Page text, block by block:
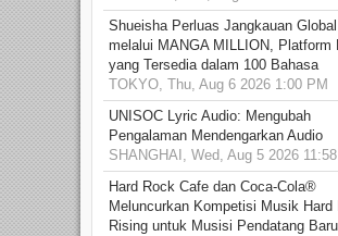
Shueisha Perluas Jangkauan Global
melalui MANGA MILLION, Platform
yang Tersedia dalam 100 Bahasa
TOKYO, Thu, Aug 6 2026 1:00 PM
UNISOC Lyric Audio: Mengubah
Pengalaman Mendengarkan Audio
SHANGHAI, Wed, Aug 5 2026
Hard Rock Cafe dan Coca-Cola®
Meluncurkan Kompetisi Musik Hard
Rising untuk Musisi Pendatang Baru